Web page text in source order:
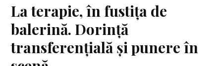
La terapie, în fustița de
balerină. Dorință
transferențială și punere în